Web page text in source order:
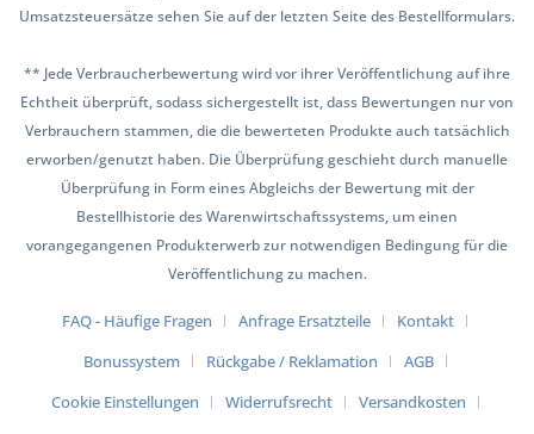
Umsatzsteuersätze sehen Sie auf der letzten Seite des Bestellformulars.
** Jede Verbraucherbewertung wird vor ihrer Veröffentlichung auf ihre
Echtheit überprüft, sodass sichergestellt ist, dass Bewertungen nur von
Verbrauchern stammen, die die bewerteten Produkte auch tatsächlich
erworben/genutzt haben. Die Überprüfung geschieht durch manuelle
Überprüfung in Form eines Abgleichs der Bewertung mit der
Bestellhistorie des Warenwirtschaftssystems, um einen
vorangegangenen Produkterwerb zur notwendigen Bedingung für die
Veröffentlichung zu machen.
FAQ - Häufige Fragen Anfrage Ersatzteile
Kontakt
Bonussystem
Rückgabe / Reklamation
AGB
Cookie Einstellungen
Widerrufsrecht
Versandkosten